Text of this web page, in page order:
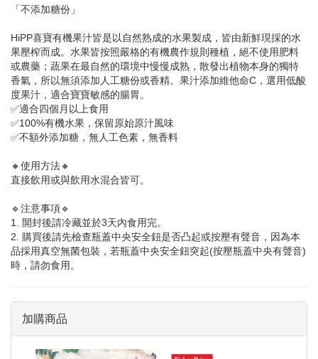
「不添加糖份」
HiPP喜寶有機果汁皆是以自然熟成的水果製成，皆由新鮮現採的水
果壓榨而成。水果皆按照嚴格的有機農作規則種植，絕不使用肥料
或農藥；蔬果在最自然的環境中慢慢成熟，散發出植物本身的獨特
香氣，所以無須添加人工糖份或香精。果汁添加維他命C，選用低酸
度果汁，適合寶寶敏感的腸胃。
✅適合四個月以上食用
✅100%有機水果，保留原始原汁風味
✅不額外添加糖，無人工色素，無香料
🔸使用方法🔸
直接飲用或與飲用水混合皆可。
🔹注意事項🔹
1. 開封後請冷藏並於3天內食用完。
2. 購買後請先檢查瓶蓋中央安全鈕是否凸起或按壓有聲音，因為本
品採用真空無菌包裝，若瓶蓋中央安全鈕突起(按壓瓶蓋中央有聲音)
時，請勿食用。
加購商品